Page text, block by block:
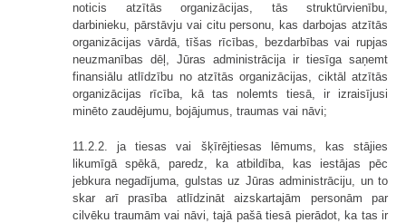
noticis atzītās organizācijas, tās struktūrvienību,
darbinieku, pārstāvju vai citu personu, kas darbojas atzītās
organizācijas vārdā, tīšas rīcības, bezdarbības vai rupjas
neuzmanības dēļ, Jūras administrācija ir tiesīga saņemt
finansiālu atlīdzību no atzītās organizācijas, ciktāl atzītās
organizācijas rīcība, kā tas nolemts tiesā, ir izraisījusi
minēto zaudējumu, bojājumus, traumas vai nāvi;
11.2.2. ja tiesas vai šķīrējtiesas lēmums, kas stājies
likumīgā spēkā, paredz, ka atbildība, kas iestājas pēc
jebkura negadījuma, gulstas uz Jūras administrāciju, un to
skar arī prasība atlīdzināt aizskartajām personām par
cilvēku traumām vai nāvi, tajā pašā tiesā pierādot, ka tas ir